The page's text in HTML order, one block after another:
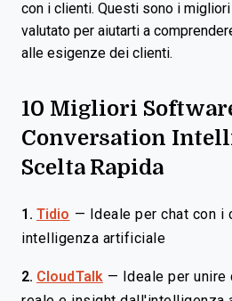
con i clienti. Questi sono i
valutato per aiutarti a
alle esigenze dei clienti.
10 Migliori
Conversation
Scelta Rapida
1. Tidio —
Ideale per chat con
intelligenza artificiale
2. CloudTalk —
Ideale per